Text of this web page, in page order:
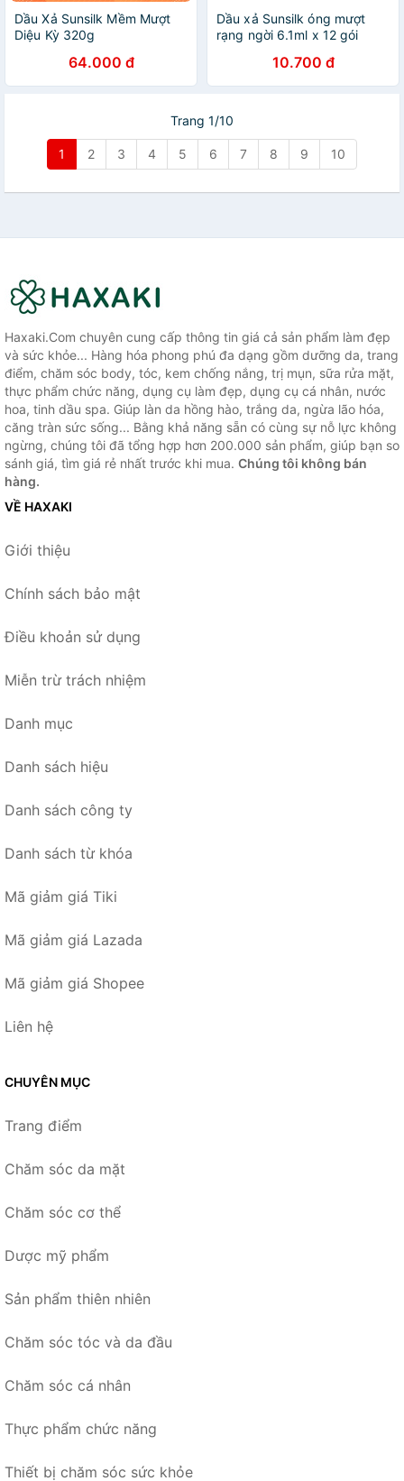
Dầu Xả Sunsilk Mềm Mượt
Diệu Kỳ 320g
64.000 đ
Dầu xả Sunsilk óng mượt
rạng ngời 6.1ml x 12 gói
10.700 đ
Trang 1/10
1 2 3 4 5 6 7 8 9 10
Haxaki.Com chuyên cung cấp thông tin giá cả sản phẩm làm đẹp
và sức khỏe... Hàng hóa phong phú đa dạng gồm dưỡng da, trang
điểm, chăm sóc body, tóc, kem chống nắng, trị mụn, sữa rửa mặt,
thực phẩm chức năng, dụng cụ làm đẹp, dụng cụ cá nhân, nước
hoa, tinh dầu spa. Giúp làn da hồng hào, trắng da, ngừa lão hóa,
căng tràn sức sống... Bằng khả năng sẵn có cùng sự nỗ lực không
ngừng, chúng tôi đã tổng hợp hơn 200.000 sản phẩm, giúp bạn so
sánh giá, tìm giá rẻ nhất trước khi mua. Chúng tôi không bán
hàng.
VỀ HAXAKI
Giới thiệu
Chính sách bảo mật
Điều khoản sử dụng
Miễn trừ trách nhiệm
Danh mục
Danh sách hiệu
Danh sách công ty
Danh sách từ khóa
Mã giảm giá Tiki
Mã giảm giá Lazada
Mã giảm giá Shopee
Liên hệ
CHUYÊN MỤC
Trang điểm
Chăm sóc da mặt
Chăm sóc cơ thể
Dược mỹ phẩm
Sản phẩm thiên nhiên
Chăm sóc tóc và da đầu
Chăm sóc cá nhân
Thực phẩm chức năng
Thiết bị chăm sóc sức khỏe